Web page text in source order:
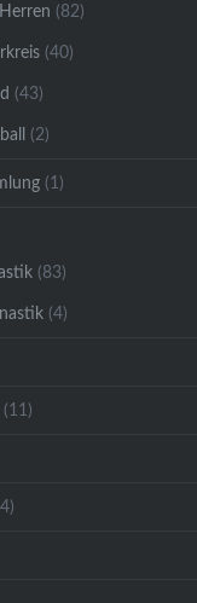
(82)
(40)
(43)
(2)
(1)
(83)
(4)
(11)